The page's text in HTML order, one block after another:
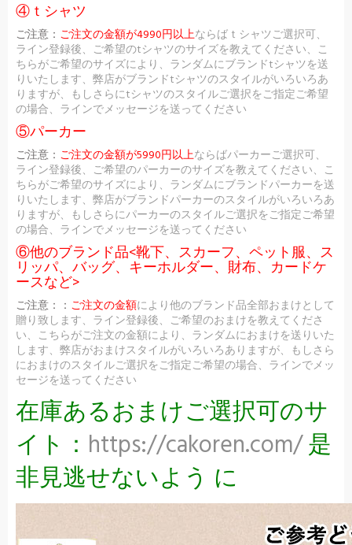
④ｔシャツ
ご注意： ご注文の金額が4990円以上ならばｔシャツご選択可、
ライン登録後、ご希望のtシャツのサイズを教えてください、こ
ちらがご希望のサイズにより、ランダムにブランドtシャツを送
りいたします、弊店がブランドtシャツのスタイルがいろいろあ
りますが、もしさらにtシャツのスタイルご選択をご指定ご希望
の場合、ラインでメッセージを送ってください
⑤パーカー
ご注意： ご注文の金額が5990円以上ならばパーカーご選択可、
ライン登録後、ご希望のパーカーのサイズを教えてください、こ
ちらがご希望のサイズにより、ランダムにブランドパーカーを送
りいたします、弊店がブランドパーカーのスタイルがいろいろあ
りますが、もしさらにパーカーのスタイルご選択をご指定ご希望
の場合、ラインでメッセージを送ってください
⑥他のブランド品<靴下、スカーフ、ペット服、ス
リッパ、バッグ、キーホルダー、財布、カードケ
ースなど>
ご注意：： ご注文の金額により他のブランド品全部おまけとして
贈り致します、ライン登録後、ご希望のおまけを教えてくださ
い、こちらがご注文の金額により、ランダムにおまけを送りいた
します、弊店がおまけスタイルがいろいろありますが、もしさら
におまけのスタイルご選択をご指定ご希望の場合、ラインでメッ
セージを送ってください
在庫あるおまけご選択可のサ
イト： https://cakoren.com/是
非見逃せないよう に